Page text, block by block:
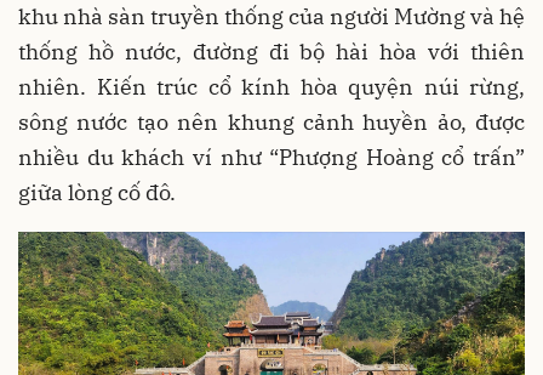
khu nhà sàn truyền thống của người Mường và hệ
thống hồ nước, đường đi bộ hài hòa với thiên
nhiên. Kiến trúc cổ kính hòa quyện núi rừng,
sông nước tạo nên khung cảnh huyền ảo, được
nhiều du khách ví như “Phượng Hoàng cổ trấn”
giữa lòng cố đô.